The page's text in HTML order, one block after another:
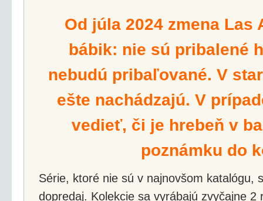
Od júla 2024 zmena Las
bábik: nie sú pribalené
nebudú pribaľované. V
ešte nachádzajú. V
vedieť, či je hrebeň v
poznámku do
Série, ktoré nie sú v najnovšom katalógu,
dopredaj. Kolekcie sa vyrábajú zvyčajne 2